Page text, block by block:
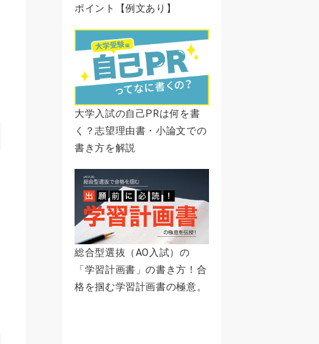
ポイント【例文あり】
大学入試の自己PRは何を書
く？志望理由書・小論文での
書き方を解説
総合型選抜（AO入試）の
「学習計画書」の書き方！合
格を掴む学習計画書の極意。